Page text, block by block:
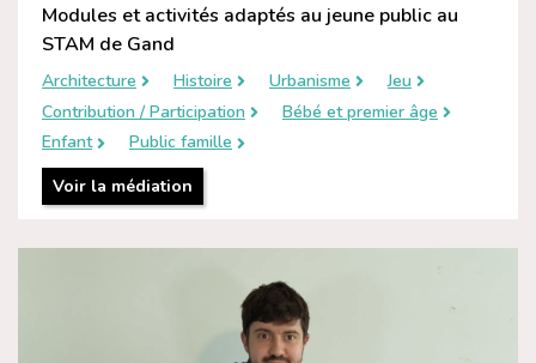
Modules et activités adaptés au jeune public au
STAM de Gand
Architecture Histoire Urbanisme
Jeu
Contribution / Participation
Bébé et premier âge
Enfant
Public famille
Voir la médiation